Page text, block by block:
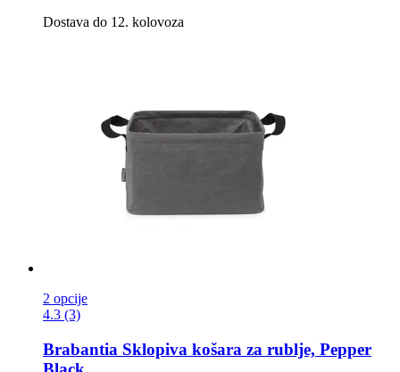
Dostava do 12. kolovoza
2 opcije
4.3 (3)
Brabantia Sklopiva košara za rublje, Pepper